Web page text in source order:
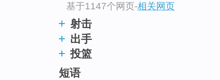
基于1147个网页-相关网页
射击
出手
投篮
短语